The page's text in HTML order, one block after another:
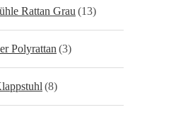
Rattan Grau (13)
Polyrattan (3)
(8)